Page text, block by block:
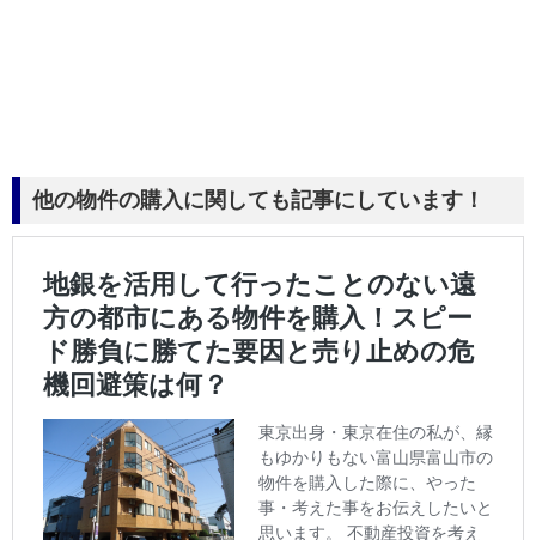
他の物件の購入に関しても記事にしています！